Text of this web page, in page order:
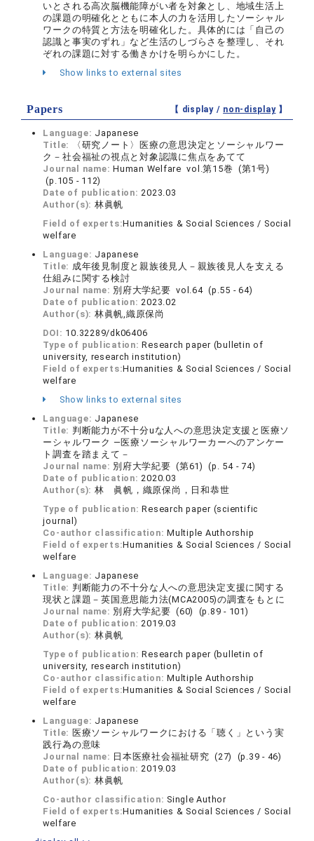
いとされる高次脳機能障がい者を対象とし、地域生活上
の課題の明確化とともに本人の力を活用したソーシャル
ワークの特質と方法を明確化した。具体的には「自己の
認識と事実のずれ」など生活のしづらさを整理し、それ
ぞれの課題に対する働きかけを明らかにした。
Show links to external sites
Papers 【 display / non-display】
Language: Japanese
Title:
〈研究ノート〉医療の意思決定とソーシャルワー
ク－社会福祉の視点と対象認識に焦点をあてて
Journal name:Human Welfare vol.第15巻 (第1号)
(p.105 - 112)
Date of publication:2023.03
Author(s): 林眞帆
Field of experts:Humanities & Social Sciences / Social
welfare
Language: Japanese
Title: 成年後見制度と親族後見人－親族後見人を支える
仕組みに関する検討
Journal name: 別府大学紀要 vol.64 (p.55 - 64)
Date of publication:2023.02
Author(s): 林眞帆,織原保尚
DOI: 10.32289/dk06406
Type of publication:Research paper (bulletin of
university, research institution)
Field of experts:Humanities & Social Sciences / Social
welfare
Show links to external sites
Language: Japanese
Title: 判断能力が不十分uな人への意思決定支援と医療ソ
ーシャルワーク ―医療ソーシャルワーカーへのアンケー
ト調査を踏まえて－
Journal name: 別府大学紀要 (第61) (p. 54 - 74)
Date of publication:2020.03
Author(s): 林 眞帆，織原保尚，日和恭世
Type of publication:Research paper (scientific
journal)
Co-author classification:Multiple Authorship
Field of experts:Humanities & Social Sciences / Social
welfare
Language: Japanese
Title: 判断能力の不十分な人への意思決定支援に関する
現状と課題－英国意思能力法(MCA2005)の調査をもとに
Journal name: 別府大学紀要 (60) (p.89 - 101)
Date of publication:2019.03
Author(s): 林眞帆
Type of publication:Research paper (bulletin of
university, research institution)
Co-author classification:Multiple Authorship
Field of experts:Humanities & Social Sciences / Social
welfare
Language: Japanese
Title: 医療ソーシャルワークにおける「聴く」という実
践行為の意味
Journal name: 日本医療社会福祉研究 (27) (p.39 - 46)
Date of publication:2019.03
Author(s): 林眞帆
Co-author classification: Single Author
Field of experts:Humanities & Social Sciences / Social
welfare